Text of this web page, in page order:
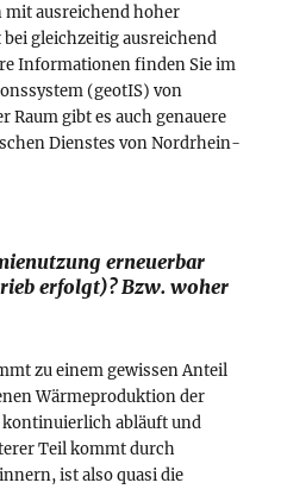
ausreichend hoher
gleichzeitig ausreichend
Informationen finden Sie im
(geotIS) von
Raum gibt es auch genauere
Dienstes von Nordrhein-
erneuerbar
erfolgt)? Bzw. woher
zu einem gewissen Anteil
Wärmeproduktion der
kontinuierlich abläuft und
Teil kommt durch
ist also quasi die